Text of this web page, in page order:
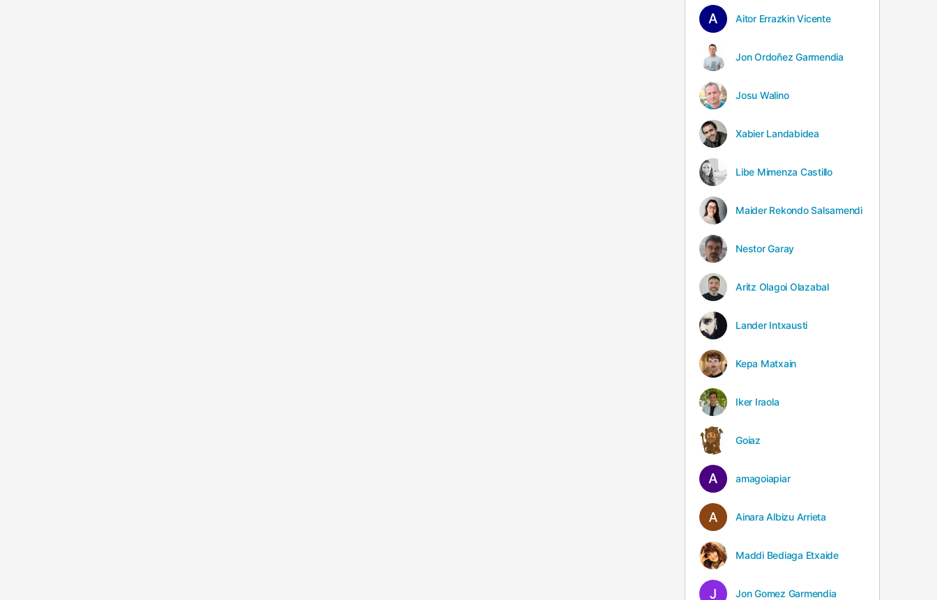
Aitor Errazkin Vicente
Jon Ordoñez Garmendia
Josu Walino
Xabier Landabidea
Libe Mimenza Castillo
Maider Rekondo Salsamendi
Nestor Garay
Aritz Olagoi Olazabal
Lander Intxausti
Kepa Matxain
Iker Iraola
Goiaz
amagoiapiar
Ainara Albizu Arrieta
Maddi Bediaga Etxaide
Jon Gomez Garmendia